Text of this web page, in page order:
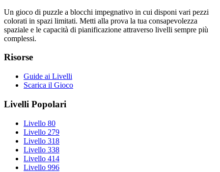
Un gioco di puzzle a blocchi impegnativo in cui disponi vari pezzi
colorati in spazi limitati. Metti alla prova la tua consapevolezza
spaziale e le capacità di pianificazione attraverso livelli sempre più
complessi.
Risorse
Guide ai Livelli
Scarica il Gioco
Livelli Popolari
Livello 80
Livello 279
Livello 318
Livello 338
Livello 414
Livello 996